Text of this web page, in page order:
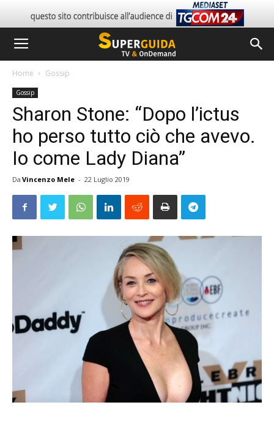
Home Gossip
Gossip
Sharon Stone: “Dopo l’ictus
ho perso tutto ciò che avevo.
Io come Lady Diana”
Da Vincenzo Mele - 22 Luglio 2019